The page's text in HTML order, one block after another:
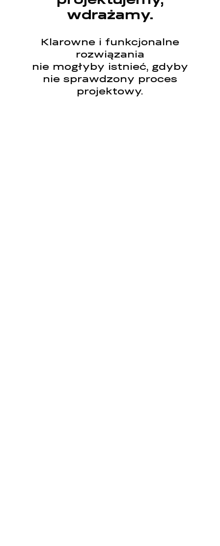
wdrażamy.
Klarowne i funkcjonalne
rozwiązania
nie mogłyby istnieć, gdyby
nie sprawdzony proces
projektowy.